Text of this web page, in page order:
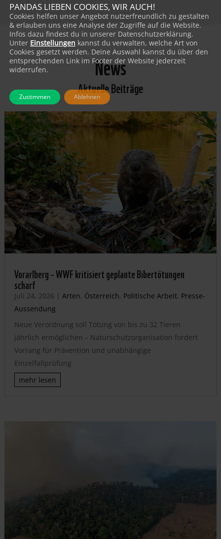
News
Aktuelle Beiträge
Vorarlberg – WWF kritisiert geplante Bibertötungen
scharf
Juli 24, 2026 | Arten, Österreich, Politische Arbeit, Presse-
Aussendung
Neue Verordnung soll Tötung von bis zu 32 Tieren
jährlich ermöglichen – Naturschutzorganisation fordert
Vorrang für Prävention und unabhängige
Einzelfallprüfung
mehr lesen
PANDAS LIEBEN COOKIES, WIR AUCH!
Cookies helfen unser Angebot nutzerfreundlich zu gestalten
& erlauben uns eine Analyse der Zugriffe auf die Website.
Infos dazu findest du in unserer Datenschutzerklärung.
Unter Einstellungen kannst du verwalten, welche Art von
Cookies gesetzt werden. Deine Auswahl kannst du über den
entsprechenden Link im Footer der Website jederzeit
widerrufen.
Zustimmen Ablehnen